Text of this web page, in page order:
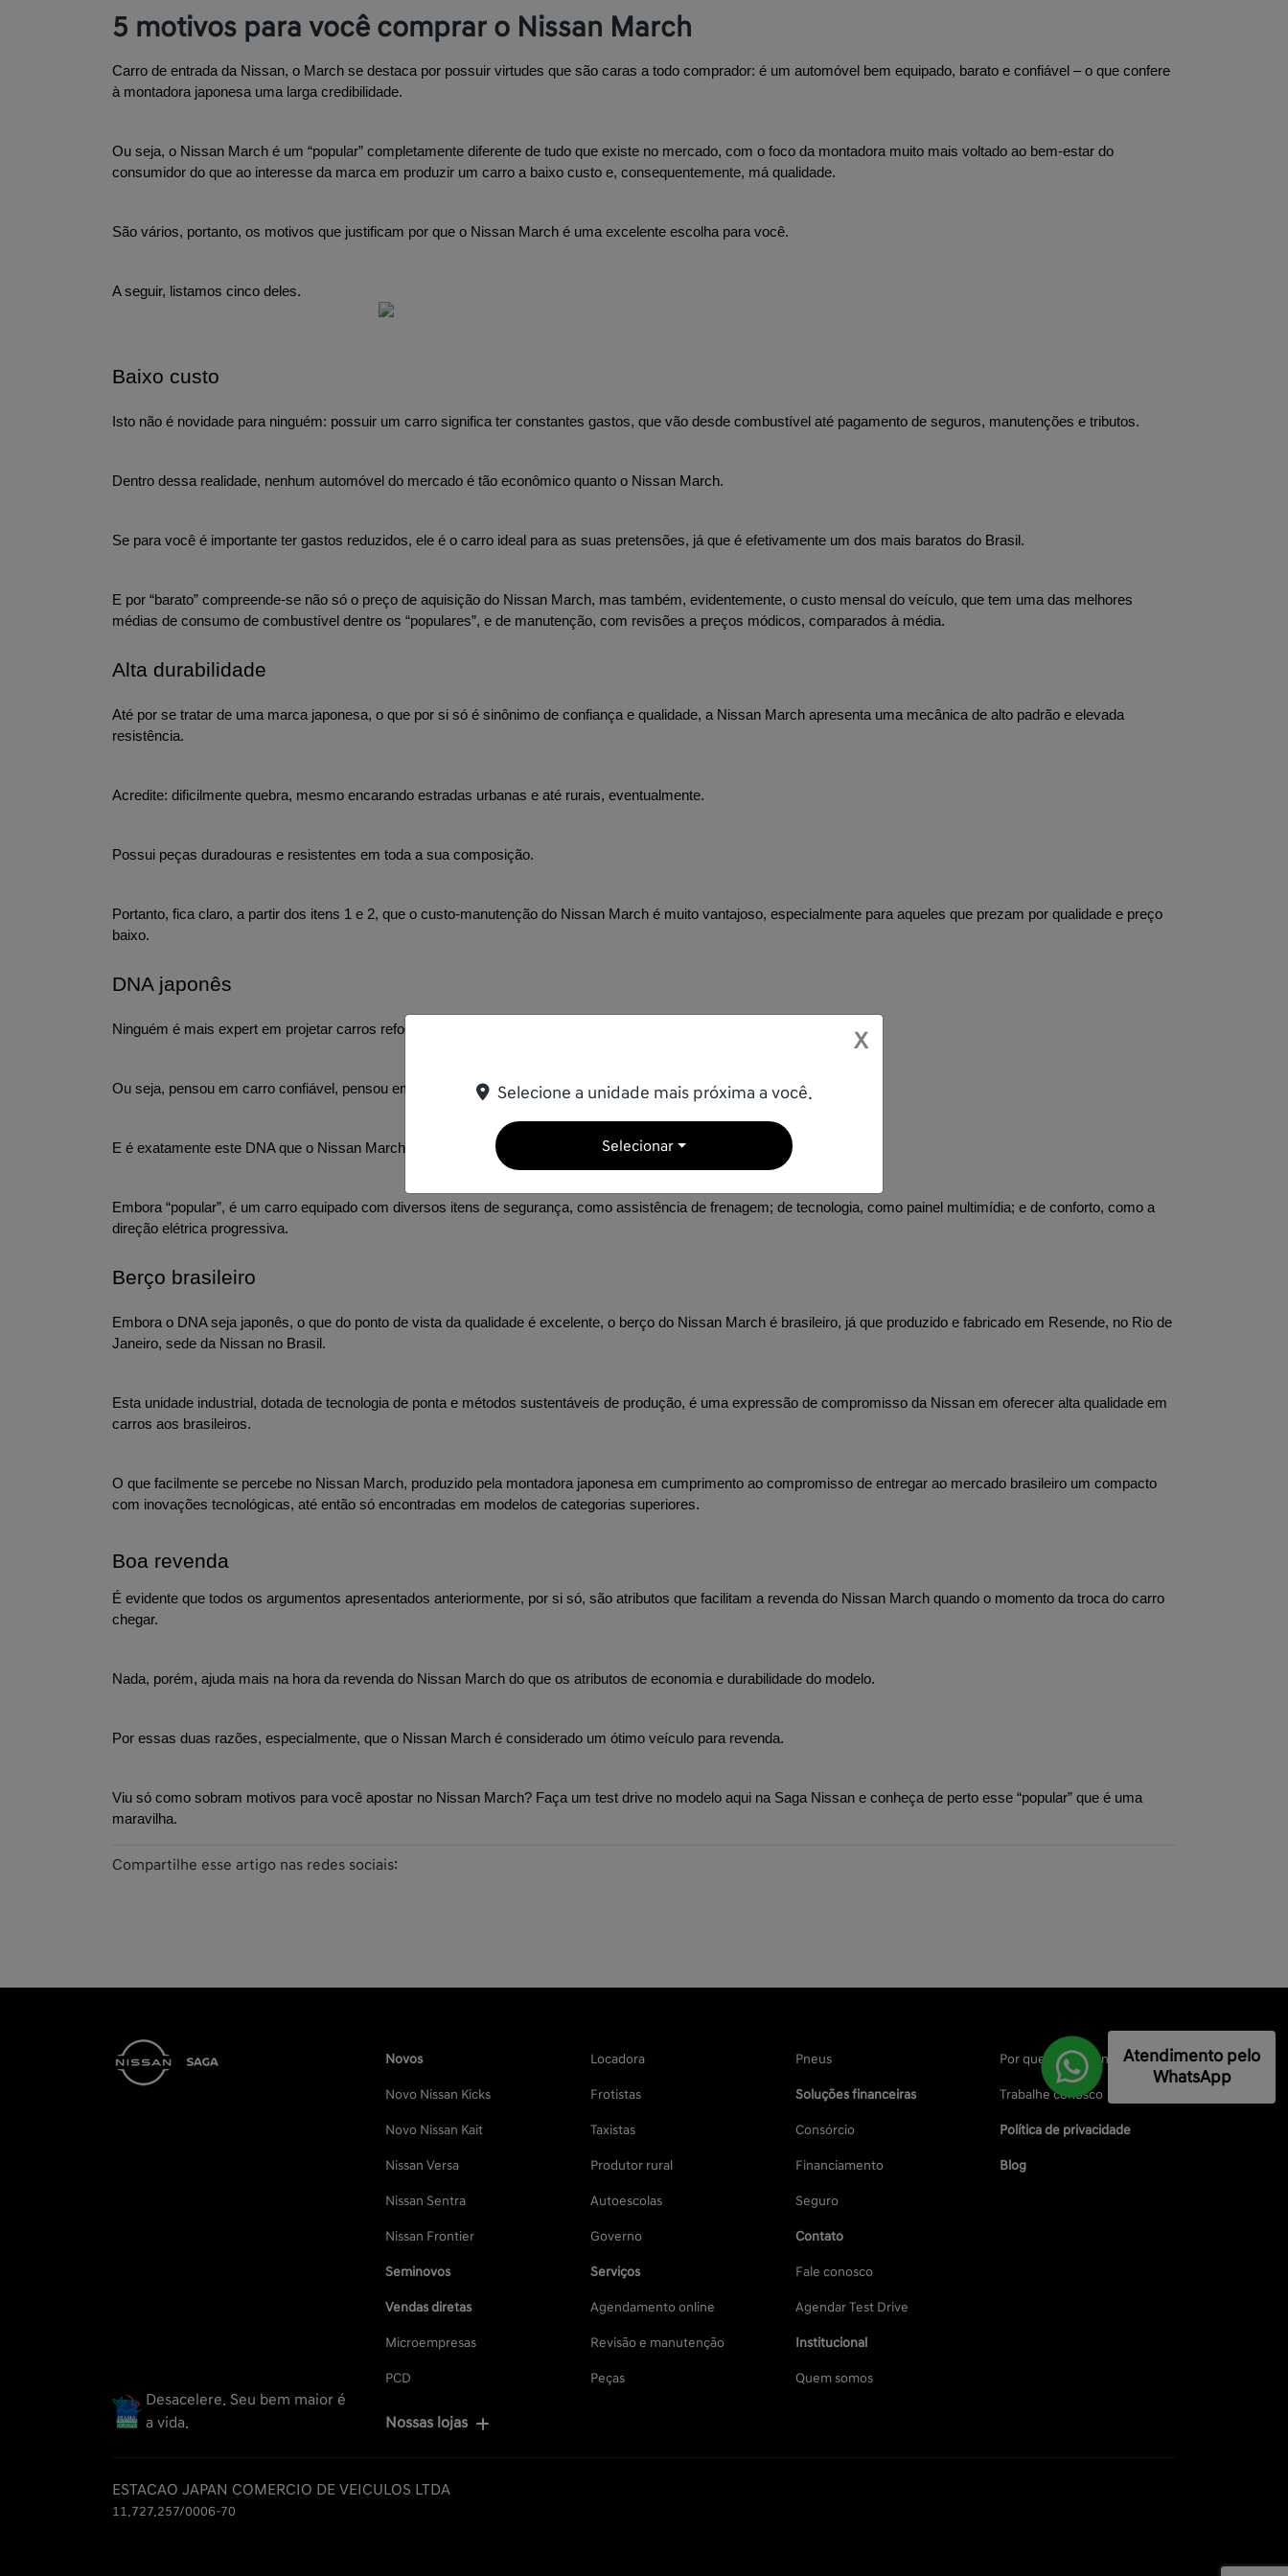
5 motivos para você comprar o Nissan March
Carro de entrada da Nissan, o March se destaca por possuir virtudes que são caras a todo comprador: é um automóvel bem equipado, barato e confiável – o que confere
à montadora japonesa uma larga credibilidade.
Ou seja, o Nissan March é um “popular” completamente diferente de tudo que existe no mercado, com o foco da montadora muito mais voltado ao bem-estar do
consumidor do que ao interesse da marca em produzir um carro a baixo custo e, consequentemente, má qualidade.
São vários, portanto, os motivos que justificam por que o Nissan March é uma excelente escolha para você.
A seguir, listamos cinco deles.
Baixo custo
Isto não é novidade para ninguém: possuir um carro significa ter constantes gastos, que vão desde combustível até pagamento de seguros, manutenções e tributos.
Dentro dessa realidade, nenhum automóvel do mercado é tão econômico quanto o Nissan March.
Se para você é importante ter gastos reduzidos, ele é o carro ideal para as suas pretensões, já que é efetivamente um dos mais baratos do Brasil.
E por “barato” compreende-se não só o preço de aquisição do Nissan March, mas também, evidentemente, o custo mensal do veículo, que tem uma das melhores
médias de consumo de combustível dentre os “populares”, e de manutenção, com revisões a preços módicos, comparados à média.
Alta durabilidade
Até por se tratar de uma marca japonesa, o que por si só é sinônimo de confiança e qualidade, a Nissan March apresenta uma mecânica de alto padrão e elevada
resistência.
Acredite: dificilmente quebra, mesmo encarando estradas urbanas e até rurais, eventualmente.
Possui peças duradouras e resistentes em toda a sua composição.
Portanto, fica claro, a partir dos itens 1 e 2, que o custo-manutenção do Nissan March é muito vantajoso, especialmente para aqueles que prezam por qualidade e preço
baixo.
DNA japonês
Ninguém é mais expert em projetar carros reforçados em segurança, conforto e tecnologia do que os japoneses.
Ou seja, pensou em carro confiável, pensou em veículo japonês.
E é exatamente este DNA que o Nissan March carrega em sua composição.
Embora “popular”, é um carro equipado com diversos itens de segurança, como assistência de frenagem; de tecnologia, como painel multimídia; e de conforto, como a
direção elétrica progressiva.
Berço brasileiro
Embora o DNA seja japonês, o que do ponto de vista da qualidade é excelente, o berço do Nissan March é brasileiro, já que produzido e fabricado em Resende, no Rio de
Janeiro, sede da Nissan no Brasil.
Esta unidade industrial, dotada de tecnologia de ponta e métodos sustentáveis de produção, é uma expressão de compromisso da Nissan em oferecer alta qualidade em
carros aos brasileiros.
O que facilmente se percebe no Nissan March, produzido pela montadora japonesa em cumprimento ao compromisso de entregar ao mercado brasileiro um compacto
com inovações tecnológicas, até então só encontradas em modelos de categorias superiores.
Boa revenda
É evidente que todos os argumentos apresentados anteriormente, por si só, são atributos que facilitam a revenda do Nissan March quando o momento da troca do carro
chegar.
Nada, porém, ajuda mais na hora da revenda do Nissan March do que os atributos de economia e durabilidade do modelo.
Por essas duas razões, especialmente, que o Nissan March é considerado um ótimo veículo para revenda.
Viu só como sobram motivos para você apostar no Nissan March? Faça um test drive no modelo aqui na Saga Nissan e conheça de perto esse “popular” que é uma
maravilha.
Compartilhe esse artigo nas redes sociais:
Desacelere. Seu bem maior é
a vida.
Novos
Novo Nissan Kicks
Novo Nissan Kait
Nissan Versa
Nissan Sentra
Nissan Frontier
Seminovos
Vendas diretas
Microempresas
PCD
Locadora
Frotistas
Taxistas
Produtor rural
Autoescolas
Governo
Serviços
Agendamento online
Revisão e manutenção
Peças
Pneus
Soluções financeiras
Consórcio
Financiamento
Seguro
Contato
Fale conosco
Agendar Test Drive
Institucional
Quem somos
Por que comprar na Saga
Trabalhe conosco
Política de privacidade
Blog
Nossas lojas
ESTACAO JAPAN COMERCIO DE VEICULOS LTDA
11.727.257/0006-70
Atendimento pelo
WhatsApp
X
Selecione a unidade mais próxima a você.
Selecionar